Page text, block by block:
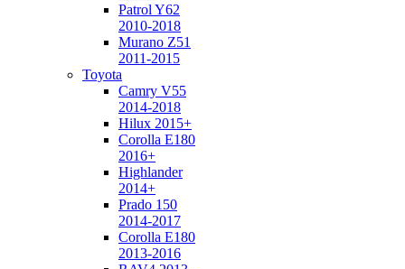
Patrol Y62
2010-2018
Murano Z51
2011-2015
Toyota
Camry V55
2014-2018
Hilux 2015+
Corolla E180
2016+
Highlander
2014+
Prado 150
2014-2017
Corolla E180
2013-2016